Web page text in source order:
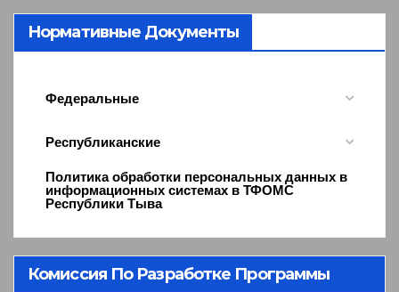
Нормативные Документы
Федеральные
Республиканские
Политика обработки персональных данных в
информационных системах в ТФОМС
Республики Тыва
Комиссия По Разработке Программы